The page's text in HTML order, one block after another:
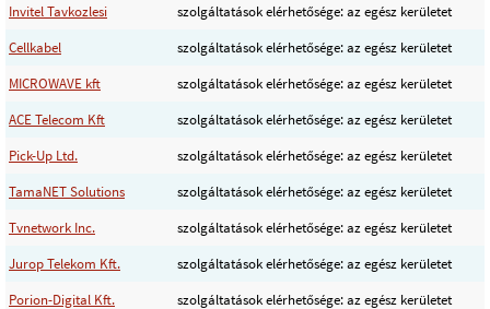
Invitel Tavkozlesi
szolgáltatások elérhetősége: az egész kerületet
Cellkabel
szolgáltatások elérhetősége: az egész kerületet
MICROWAVE kft
szolgáltatások elérhetősége: az egész kerületet
ACE Telecom Kft
szolgáltatások elérhetősége: az egész kerületet
Pick-Up Ltd.
szolgáltatások elérhetősége: az egész kerületet
TamaNET Solutions
szolgáltatások elérhetősége: az egész kerületet
Tvnetwork Inc.
szolgáltatások elérhetősége: az egész kerületet
Jurop Telekom Kft.
szolgáltatások elérhetősége: az egész kerületet
Porion-Digital Kft.
szolgáltatások elérhetősége: az egész kerületet